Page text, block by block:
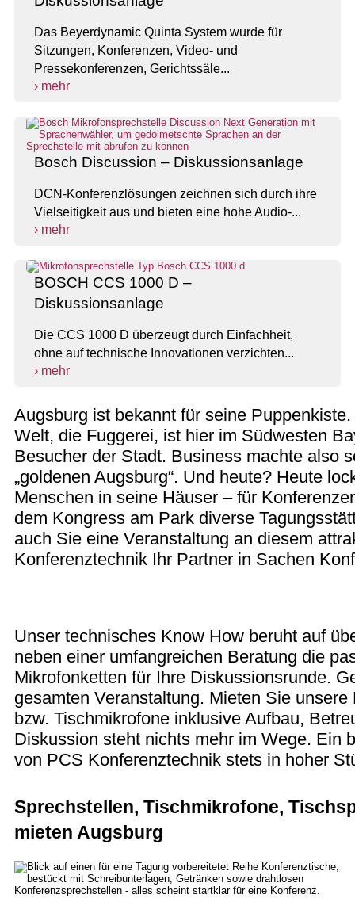
Das Beyerdynamic Quinta System wurde für
Sitzungen, Konferenzen, Video- und
Pressekonferenzen, Gerichtssäle...
› mehr
Bosch Discussion – Diskussionsanlage
DCN-Konferenzlösungen zeichnen sich durch ihre
Vielseitigkeit aus und bieten eine hohe Audio-...
› mehr
BOSCH CCS 1000 D –
Diskussionsanlage
Die CCS 1000 D überzeugt durch Einfachheit,
ohne auf technische Innovationen verzichten...
› mehr
Augsburg ist bekannt für seine
Welt, die Fuggerei, ist hier im Südwesten
Besucher der Stadt. Business machte also
„goldenen Augsburg“. Und heute? Heute
Menschen in seine Häuser – für
dem Kongress am Park diverse
auch Sie eine Veranstaltung an diesem
Konferenztechnik Ihr Partner in Sachen
Unser technisches Know How beruht auf
neben einer umfangreichen Beratung die
Mikrofonketten für Ihre Diskussionsrunde.
gesamten Veranstaltung. Mieten Sie
bzw. Tischmikrofone inklusive Aufbau,
Diskussion steht nichts mehr im Wege. Ein
von PCS Konferenztechnik stets in hoher
Sprechstellen, Tischmikrofone,
mieten Augsburg